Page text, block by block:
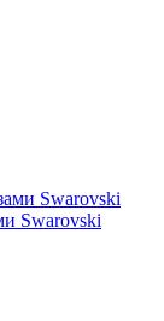
Swarovski